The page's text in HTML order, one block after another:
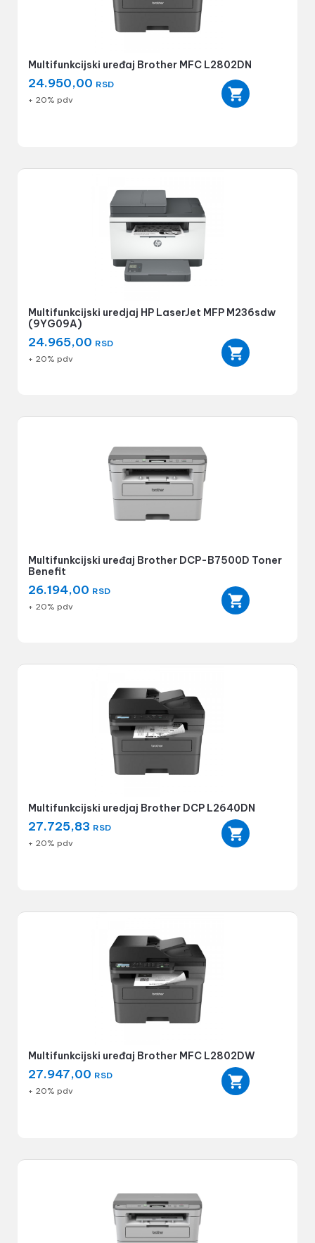
Multifunkcijski uređaj Brother MFC L2802DN
24.950,00 RSD
+ 20% pdv
Multifunkcijski uredjaj HP LaserJet MFP M236sdw
(9YG09A)
24.965,00 RSD
+ 20% pdv
Multifunkcijski uređaj Brother DCP-B7500D Toner
Benefit
26.194,00 RSD
+ 20% pdv
Multifunkcijski uredjaj Brother DCP L2640DN
27.725,83 RSD
+ 20% pdv
Multifunkcijski uređaj Brother MFC L2802DW
27.947,00 RSD
+ 20% pdv